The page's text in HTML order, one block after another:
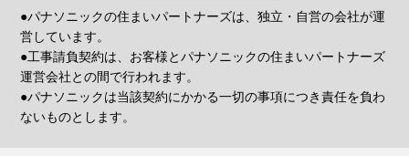
●パナソニックの住まいパートナーズは、独立・自営の会社が運
営しています。
●工事請負契約は、お客様とパナソニックの住まいパートナーズ
運営会社との間で行われます。
●パナソニックは当該契約にかかる一切の事項につき責任を負わ
ないものとします。